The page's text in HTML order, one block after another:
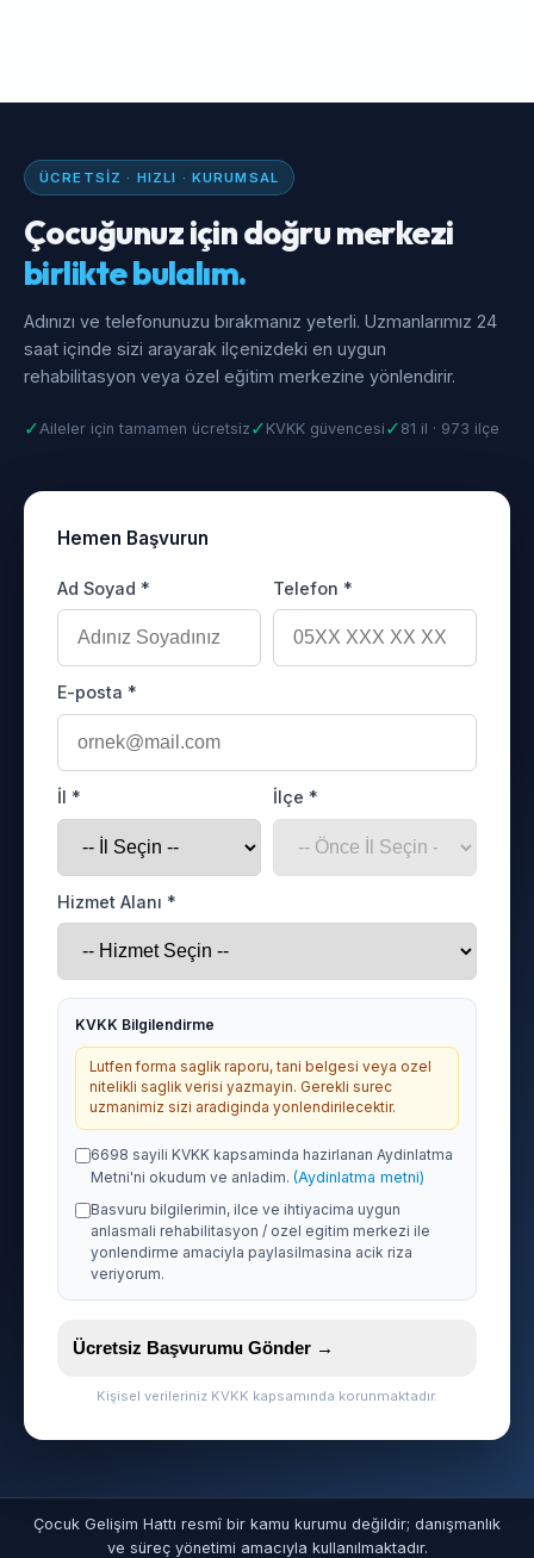
ÜCRETSIZ · HIZLI · KURUMSAL
Çocuğunuz için doğru merkezi
birlikte bulalım.
Adınızı ve telefonunuzu bırakmanız yeterli. Uzmanlarımız 24
saat içinde sizi arayarak ilçenizdeki en uygun
rehabilitasyon veya özel eğitim merkezine yönlendirir.
✓ Aileler için tamamen ücretsiz ✓ KVKK güvencesi ✓ 81 il · 973 ilçe
Hemen Başvurun
Ad Soyad * Telefon *
E-posta *
İl * İlçe *
Hizmet Alanı *
KVKK Bilgilendirme
Lutfen forma saglik raporu, tani belgesi veya ozel
nitelikli saglik verisi yazmayin. Gerekli surec
uzmanimiz sizi aradiginda yonlendirilecektir.
6698 sayili KVKK kapsaminda hazirlanan Aydinlatma
Metni'ni okudum ve anladim. (Aydinlatma metni)
Basvuru bilgilerimin, ilce ve ihtiyacima uygun
anlasmali rehabilitasyon / ozel egitim merkezi ile
yonlendirme amaciyla paylasilmasina acik riza
veriyorum.
Ücretsiz Başvurumu Gönder →
Kişisel verileriniz KVKK kapsamında korunmaktadır.
Çocuk Gelişim Hattı resmî bir kamu kurumu değildir; danışmanlık
ve süreç yönetimi amacıyla kullanılmaktadır.